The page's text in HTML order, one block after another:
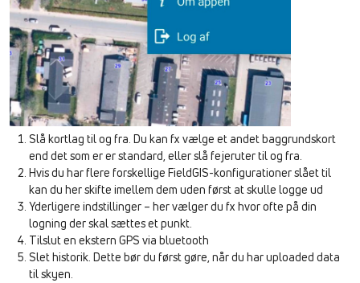
Slå kortlag til og fra. Du kan fx vælge et andet baggrundskort
end det som er er standard, eller slå fejeruter til og fra.
Hvis du har flere forskellige FieldGIS-konfigurationer slået til
kan du her skifte imellem dem uden først at skulle logge ud
Yderligere indstillinger – her vælger du fx hvor ofte på din
logning der skal sættes et punkt.
Tilslut en ekstern GPS via bluetooth
Slet historik. Dette bør du først gøre, når du har uploaded data
til skyen.